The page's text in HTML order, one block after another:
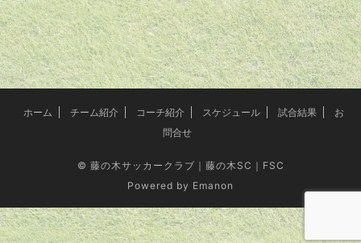
ホーム チーム紹介 コーチ紹介 スケジュール 試合結果
お
問合せ
© 藤の木サッカークラブ｜藤の木SC｜FSC
Powered by Emanon